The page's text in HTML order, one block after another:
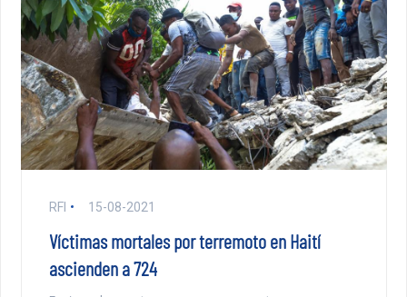
RFI 15-08-2021
Víctimas mortales por terremoto en Haití
ascienden a 724